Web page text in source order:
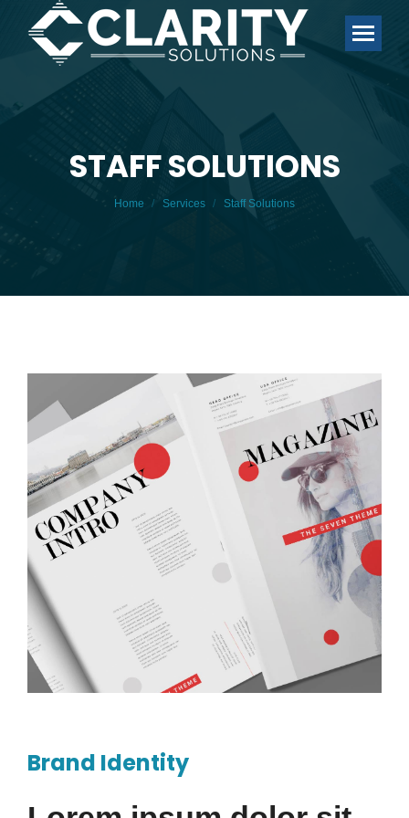
STAFF SOLUTIONS
You are here:
Home Services Staff Solutions
Brand Identity